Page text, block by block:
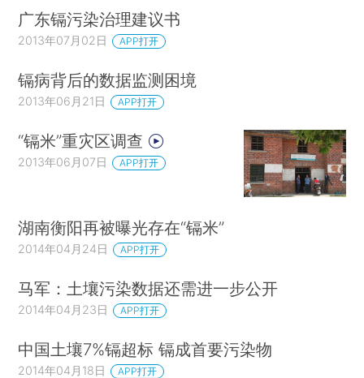
广东镉污染治理建议书
2013年07月02日 APP打开
镉病背后的数据监测困境
2013年06月21日 APP打开
“镉米”重灾区调查
2013年06月07日 APP打开
湖南衡阳再被曝光存在“镉米”
2014年04月24日 APP打开
马军：土壤污染数据还需进一步公开
2014年04月23日 APP打开
中国土壤7%镉超标 镉成首要污染物
2014年04月18日 APP打开